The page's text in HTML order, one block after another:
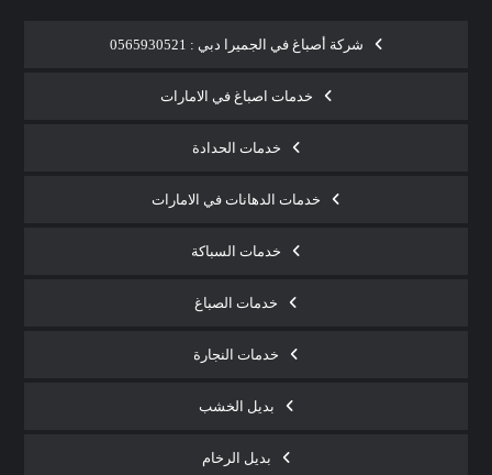
شركة أصباغ في الجميرا دبي : 0565930521
خدمات اصباغ في الامارات
خدمات الحدادة
خدمات الدهانات في الامارات
خدمات السباكة
خدمات الصباغ
خدمات النجارة
بديل الخشب
بديل الرخام